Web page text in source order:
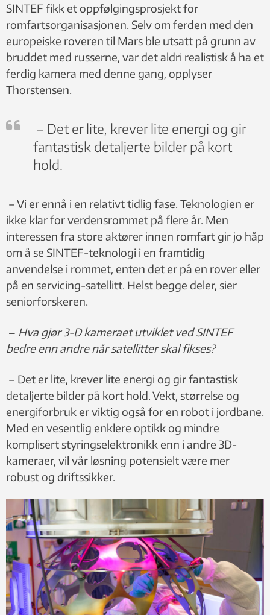
SINTEF fikk et oppfølgingsprosjekt for
romfartsorganisasjonen. Selv om ferden med den
europeiske roveren til Mars ble utsatt på grunn av
bruddet med russerne, var det aldri realistisk å ha et
ferdig kamera med denne gang, opplyser
Thorstensen.
– Det er lite, krever lite energi og gir
fantastisk detaljerte bilder på kort
hold.
– Vi er ennå i en relativt tidlig fase. Teknologien er
ikke klar for verdensrommet på flere år. Men
interessen fra store aktører innen romfart gir jo håp
om å se SINTEF-teknologi i en framtidig
anvendelse i rommet, enten det er på en rover eller
på en servicing-satellitt. Helst begge deler, sier
seniorforskeren.
– Hva gjør 3-D kameraet utviklet ved SINTEF
bedre enn andre når satellitter skal fikses?
– Det er lite, krever lite energi og gir fantastisk
detaljerte bilder på kort hold. Vekt, størrelse og
energiforbruk er viktig også for en robot i jordbane.
Med en vesentlig enklere optikk og mindre
komplisert styringselektronikk enn i andre 3D-
kameraer, vil vår løsning potensielt være mer
robust og driftssikker.